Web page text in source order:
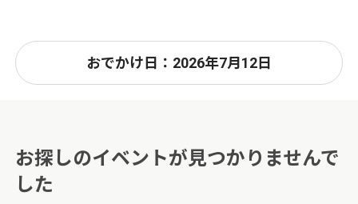
おでかけ日：2026年7月12日
お探しのイベントが見つかりませんで
した